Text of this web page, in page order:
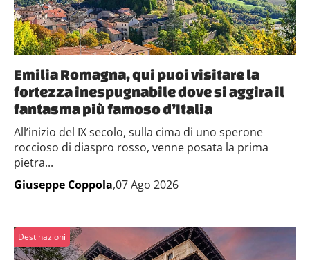
Emilia Romagna, qui puoi visitare la
fortezza inespugnabile dove si aggira il
fantasma più famoso d’Italia
All’inizio del IX secolo, sulla cima di uno sperone
roccioso di diaspro rosso, venne posata la prima
pietra...
Giuseppe Coppola,07 Ago 2026
Destinazioni